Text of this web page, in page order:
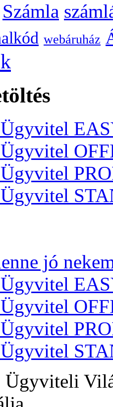
Számla
webáruház
jó
Ügyviteli